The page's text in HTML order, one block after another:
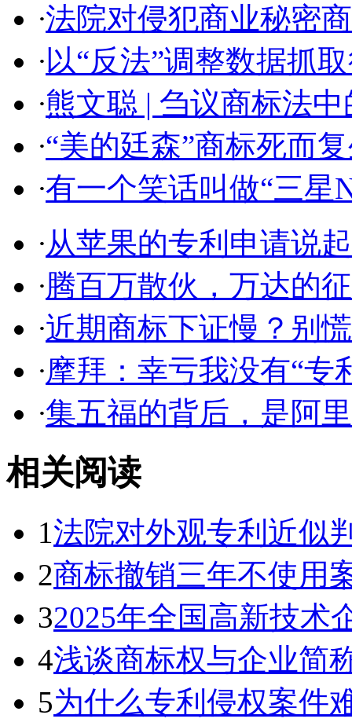
·法院对侵犯商业秘密
·以“反法”调整数据抓
·熊文聪 | 刍议商标法中
·“美的廷森”商标死而
·有一个笑话叫做“三星
·从苹果的专利申请说
·腾百万散伙，万达的
·近期商标下证慢？别
·摩拜：幸亏我没有“专
·集五福的背后，是阿
相关阅读
1法院对外观专利近似
2商标撤销三年不使用
32025年全国高新技术
4浅谈商标权与企业简
5为什么专利侵权案件